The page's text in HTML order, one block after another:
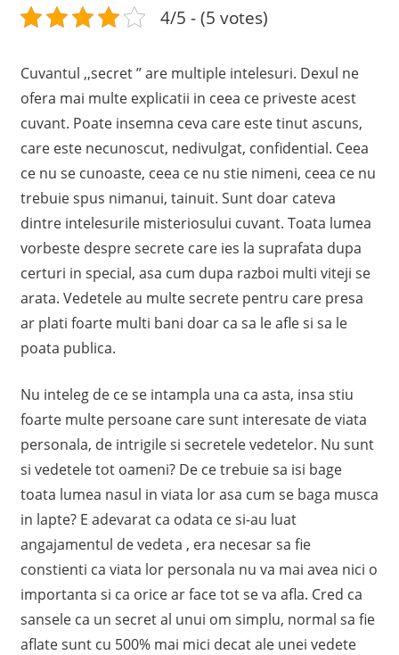
4/5 - (5 votes)
Cuvantul ,,secret ’’ are multiple intelesuri. Dexul ne
ofera mai multe explicatii in ceea ce priveste acest
cuvant. Poate insemna ceva care este tinut ascuns,
care este necunoscut, nedivulgat, confidential. Ceea
ce nu se cunoaste, ceea ce nu stie nimeni, ceea ce nu
trebuie spus nimanui, tainuit. Sunt doar cateva
dintre intelesurile misteriosului cuvant. Toata lumea
vorbeste despre secrete care ies la suprafata dupa
certuri in special, asa cum dupa razboi multi viteji se
arata. Vedetele au multe secrete pentru care presa
ar plati foarte multi bani doar ca sa le afle si sa le
poata publica.
Nu inteleg de ce se intampla una ca asta, insa stiu
foarte multe persoane care sunt interesate de viata
personala, de intrigile si secretele vedetelor. Nu sunt
si vedetele tot oameni? De ce trebuie sa isi bage
toata lumea nasul in viata lor asa cum se baga musca
in lapte? E adevarat ca odata ce si-au luat
angajamentul de vedeta , era necesar sa fie
constienti ca viata lor personala nu va mai avea nici o
importanta si ca orice ar face tot se va afla. Cred ca
sansele ca un secret al unui om simplu, normal sa fie
aflate sunt cu 500% mai mici decat ale unei vedete